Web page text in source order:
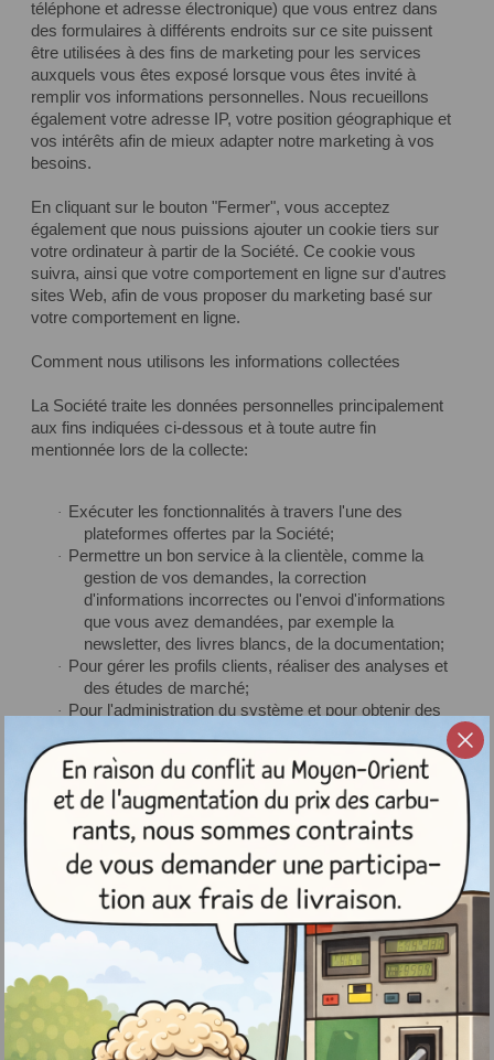
téléphone et adresse électronique) que vous entrez dans
des formulaires à différents endroits sur ce site puissent
être utilisées à des fins de marketing pour les services
auxquels vous êtes exposé lorsque vous êtes invité à
remplir vos informations personnelles. Nous recueillons
également votre adresse IP, votre position géographique et
vos intérêts afin de mieux adapter notre marketing à vos
besoins.
En cliquant sur le bouton "Fermer", vous acceptez
également que nous puissions ajouter un cookie tiers sur
votre ordinateur à partir de la Société. Ce cookie vous
suivra, ainsi que votre comportement en ligne sur d'autres
sites Web, afin de vous proposer du marketing basé sur
votre comportement en ligne.
Comment nous utilisons les informations collectées
La Société traite les données personnelles principalement
aux fins indiquées ci-dessous et à toute autre fin
mentionnée lors de la collecte:
· Exécuter les fonctionnalités à travers l'une des
plateformes offertes par la Société;
· Permettre un bon service à la clientèle, comme la
gestion de vos demandes, la correction
d'informations incorrectes ou l'envoi d'informations
que vous avez demandées, par exemple la
newsletter, des livres blancs, de la documentation;
· Pour gérer les profils clients, réaliser des analyses et
des études de marché;
· Pour l'administration du système et pour obtenir des
usages de nos utilisateurs;
Pour développer, livrer et améliorer nos produits et
services par l'analyse de votre comportement sur
nos sites web et nos applications.
Les données personnelles sont également utilisées à
des fins d'analyse pour réaliser des segmentations
et ciblages, afin de développer des offres et des
services personalisés.
·
Pour vous envoyer des informations et des promotions
par SMS, email, app, push ou d'autres voies de
contact numériques telles que les médias sociaux
puisque vous avez une relation client active avec
nous;
Pour vous contacter via l'application, SMS, email ou